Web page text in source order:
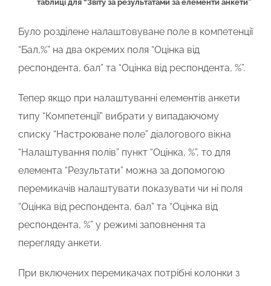
таблиці для “Звіту за результатами за елементи анкети”
Було розділене налаштовуване поле в компетенції
“Бал,%” на два окремих поля “Оцінка від
респондента, бал” та “Оцінка від респондента, %”.
Тепер якщо при налаштуванні елементів анкети
типу “Компетенції” вибрати у випадаючому
списку “Настроюване поле” діалогового вікна
“Налаштування полів” пункт “Оцінка, %”, то для
елемента “Результати” можна за допомогою
перемикачів налаштувати показувати чи ні поля
“Оцінка від респондента, бал” та “Оцінка від
респондента, %” у режимі заповнення та
перегляду анкети.
При включених перемикачах потрібні колонки з